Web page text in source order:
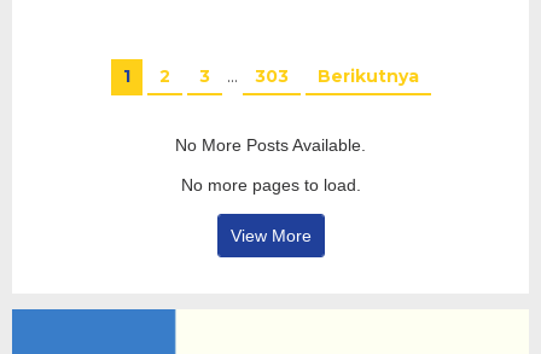
1 2 3 … 303 Berikutnya
No More Posts Available.
No more pages to load.
View More